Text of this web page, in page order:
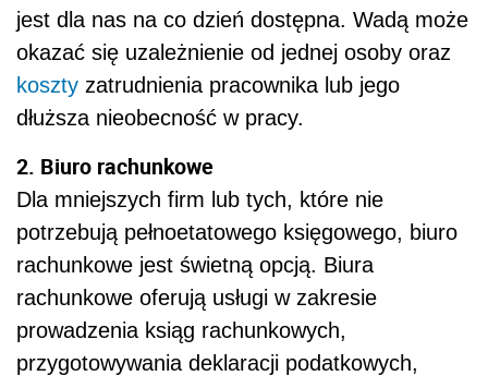
jest dla nas na co dzień dostępna. Wadą może
okazać się uzależnienie od jednej osoby oraz
koszty zatrudnienia pracownika lub jego
dłuższa nieobecność w pracy.
2. Biuro rachunkowe
Dla mniejszych firm lub tych, które nie
potrzebują pełnoetatowego księgowego, biuro
rachunkowe jest świetną opcją. Biura
rachunkowe oferują usługi w zakresie
prowadzenia ksiąg rachunkowych,
przygotowywania deklaracji podatkowych,